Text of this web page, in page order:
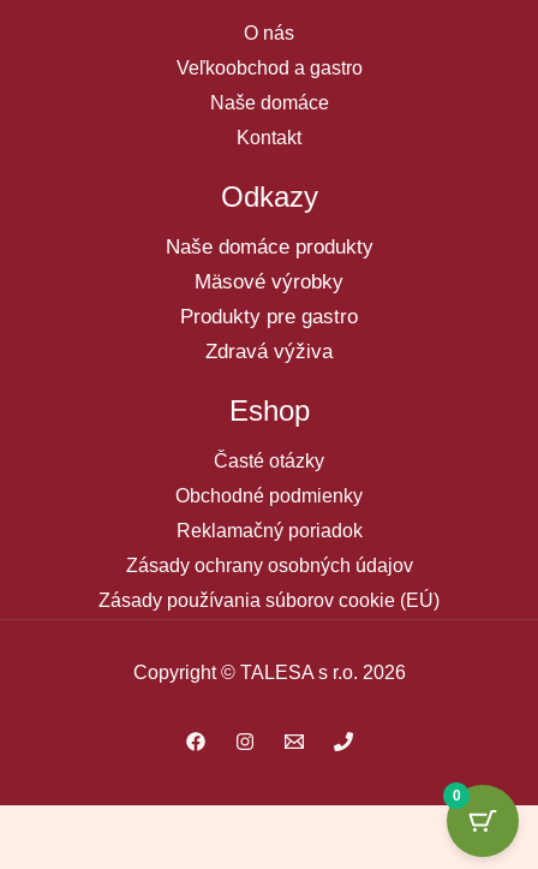
O nás
Veľkoobchod a gastro
Naše domáce
Kontakt
Odkazy
Naše domáce produkty
Mäsové výrobky
Produkty pre gastro
Zdravá výživa
Eshop
Časté otázky
Obchodné podmienky
Reklamačný poriadok
Zásady ochrany osobných údajov
Zásady používania súborov cookie (EÚ)
Copyright © TALESA s r.o. 2026
0